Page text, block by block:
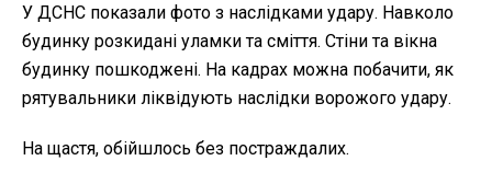
У ДСНС показали фото з наслідками удару. Навколо
будинку розкидані уламки та сміття. Стіни та вікна
будинку пошкоджені. На кадрах можна побачити, як
рятувальники ліквідують наслідки ворожого удару.
На щастя, обійшлось без постраждалих.